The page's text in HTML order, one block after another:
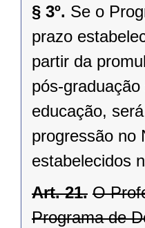
§ 3º. Se o
prazo
partir da
pós-graduação
educação,
progressão no
estabelecidos
Art. 21. O
Programa de